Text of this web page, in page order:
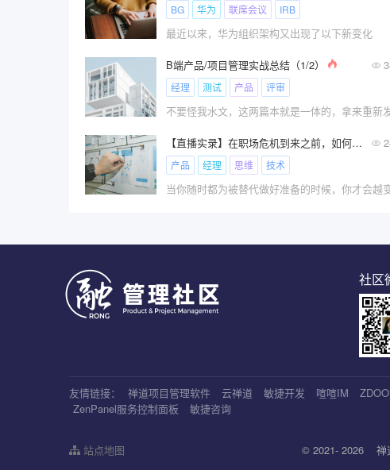
BG 华为 联席会议 IRB
最近以来，华为组织架构又出现了以下新变化
B端产品/项目管理实战总结（1/2）
经理 测试 产品 评审
【直播实录】在职场危机到来之前，如何转型做产品经理？
产品 经理 思维 技术
社区
友情链接： 禅道项目管理软件 云禅道 敏捷开发 喧喧IM
ZenPanel服务控制面板
敏捷咨询
站点地图 © 2021- 2026 禅